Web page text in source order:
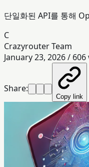
단일화된 API를 통해
C
Crazyrouter Team
January 23, 2026/ 606
Share:
Copy link